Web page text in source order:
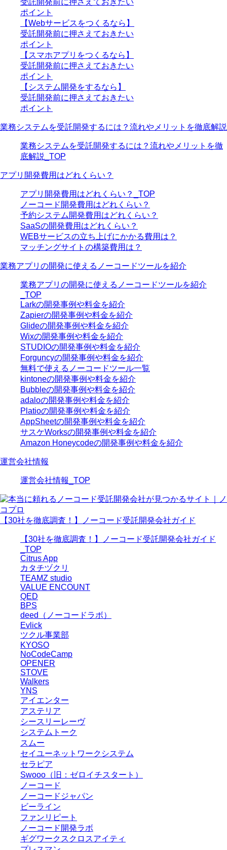
受託開発前に押さえておきたい
ポイント
【Webサービスをつくるなら】
受託開発前に押さえておきたい
ポイント
【スマホアプリをつくるなら】
受託開発前に押さえておきたい
ポイント
【システム開発をするなら】
受託開発前に押さえておきたい
ポイント
業務システムを受託開発するには？流れやメリットを徹底解説
業務システムを受託開発するには？流れやメリットを徹
底解説_TOP
アプリ開発費用はどれくらい？
アプリ開発費用はどれくらい？_TOP
ノーコード開発費用はどれくらい？
予約システム開発費用はどれくらい？
SaaSの開発費用はどれくらい？
WEBサービスの立ち上げにかかる費用は？
マッチングサイトの構築費用は？
業務アプリの開発に使えるノーコードツールを紹介
業務アプリの開発に使えるノーコードツールを紹介
_TOP
Larkの開発事例や料金を紹介
Zapierの開発事例や料金を紹介
Glideの開発事例や料金を紹介
Wixの開発事例や料金を紹介
STUDIOの開発事例や料金を紹介
Forguncyの開発事例や料金を紹介
無料で使えるノーコードツール一覧
kintoneの開発事例や料金を紹介
Bubbleの開発事例や料金を紹介
adaloの開発事例や料金を紹介
Platioの開発事例や料金を紹介
AppSheetの開発事例や料金を紹介
サスケWorksの開発事例や料金を紹介
Amazon Honeycodeの開発事例や料金を紹介
運営会社情報
運営会社情報_TOP
【30社を徹底調査！】ノーコード受託開発会社ガイド
【30社を徹底調査！】ノーコード受託開発会社ガイド
_TOP
Citrus App
カタチヅクリ
TEAMZ studio
VALUE ENCOUNT
QED
BPS
deed（ノーコードラボ）
Evlick
ツクル事業部
KYOSO
NoCodeCamp
OPENER
STOVE
Walkers
YNS
アイエンター
アステリア
シースリーレーヴ
システムトーク
スムー
セイユーネットワークシステム
セラピア
Swooo（旧：ゼロイチスタート）
ノーコード
ノーコードジャパン
ビーライン
ファンリピート
ノーコード開発ラボ
ギグワークスクロスアイティ